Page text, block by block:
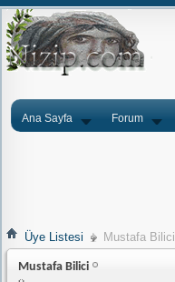
Ana Sayfa Forum
Üye Listesi Mustafa Bilici
Mustafa Bilici